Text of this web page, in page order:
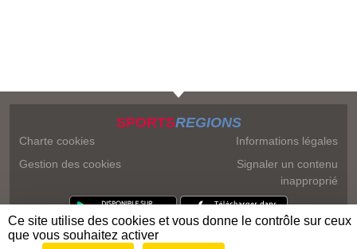
SPORTSREGIONS
Charte cookies
Gestion des cookies
Informations légales
Signaler un contenu
inapproprié
Ce site utilise des cookies et vous donne le contrôle sur ceux
que vous souhaitez activer